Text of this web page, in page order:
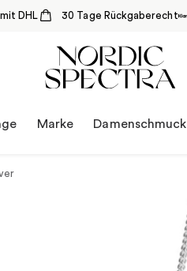
DHL 30 Tage Rückgaberecht
Marke Damenschmuck